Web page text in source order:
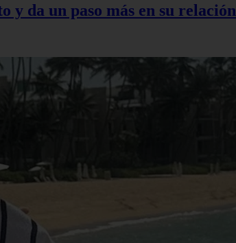
da un paso más en su relación